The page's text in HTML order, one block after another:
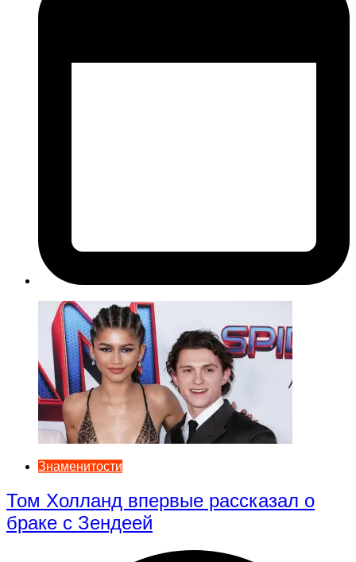
Знаменитости
Том Холланд впервые рассказал о
браке с Зендеей